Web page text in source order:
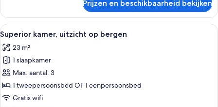
stad
laden
suite,
kingsize
bed
met
slaapbank,
uitzicht
op
de
stad
Prijzen en beschikbaarheid bekijken
Alle
foto's
voor
Superior
kamer,
uitzicht
op
Een hotelkamer met twee bedden,
7
Superior kamer, uitzicht op bergen
23 m²
1 slaapkamer
Max. aantal: 3
1 tweepersoonsbed OF 1 eenpersoonsbed
Gratis wifi